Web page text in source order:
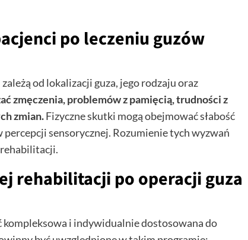
po leczeniu guzów
od lokalizacji guza, jego rodzaju oraz
zmęczenia, problemów z pamięcią, trudności z
zmian.Fizyczne skutki mogą obejmować słabość
sensorycznej. Rozumienie tych wyzwań
rehabilitacji po operacji guza
kompleksowa i indywidualnie dostosowana do